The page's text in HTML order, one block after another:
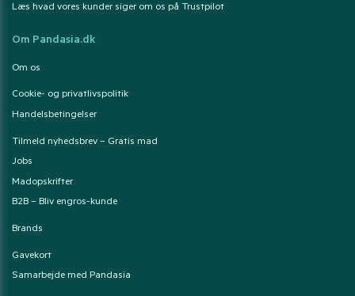
Læs hvad vores kunder siger om os på Trustpilot
Om Pandasia.dk
Om os
Cookie- og privatlivspolitik
Handelsbetingelser
Tilmeld nyhedsbrev – Gratis mad
Jobs
Madopskrifter
B2B – Bliv engros-kunde
Brands
Gavekort
Samarbejde med Pandasia